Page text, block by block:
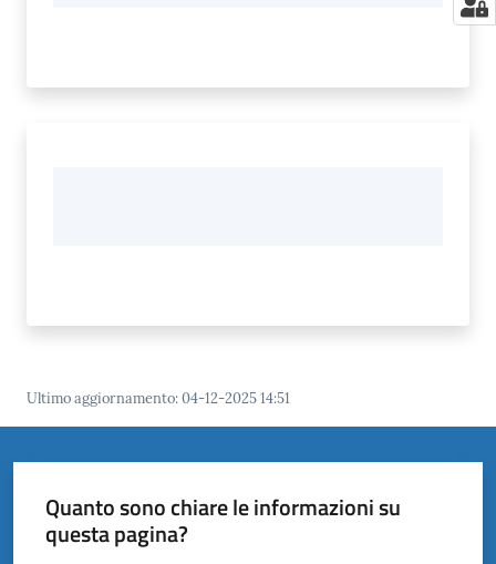
Ultimo aggiornamento:04-12-2025 14:51
Quanto sono chiare le informazioni su
questa pagina?